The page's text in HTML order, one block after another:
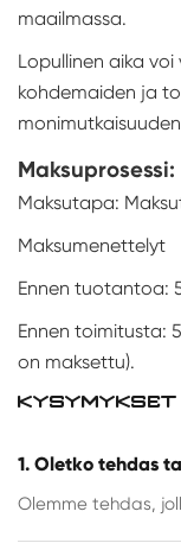
maailmassa.
Lopullinen aika
kohdemaiden ja
Maksuprosessi:
Maksutapa:
Maksumenettelyt
Ennen tuotantoa:
Ennen toimitusta:
on maksettu).
1. Oletko tehdas
Olemme tehdas,